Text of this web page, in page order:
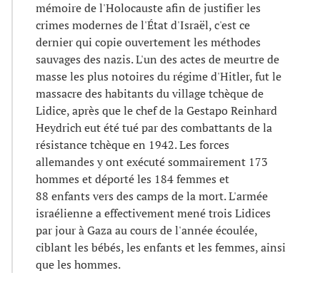
mémoire de l'Holocauste afin de justifier les
crimes modernes de l'État d'Israël, c'est ce
dernier qui copie ouvertement les méthodes
sauvages des nazis. L'un des actes de meurtre de
masse les plus notoires du régime d'Hitler, fut le
massacre des habitants du village tchèque de
Lidice, après que le chef de la Gestapo Reinhard
Heydrich eut été tué par des combattants de la
résistance tchèque en 1942. Les forces
allemandes y ont exécuté sommairement 173
hommes et déporté les 184 femmes et
88 enfants vers des camps de la mort. L'armée
israélienne a effectivement mené trois Lidices
par jour à Gaza au cours de l'année écoulée,
ciblant les bébés, les enfants et les femmes, ainsi
que les hommes.